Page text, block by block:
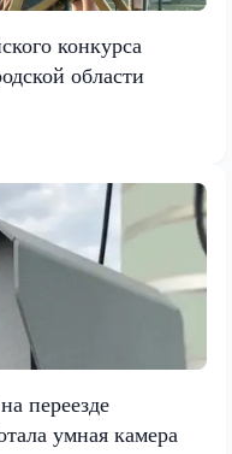
конкурса
области
переезде
умная камера